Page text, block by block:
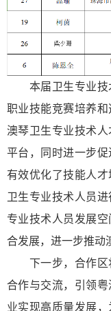
本届卫生专业技
职业技能竞赛培养
澳琴卫生专业技术
平台，同时进一步促
有效优化了技能人
卫生专业技术人员
专业技术人员发展
合发展，进一步推动
下一步，合作区
合作与交流，引领
业实现高质量发展